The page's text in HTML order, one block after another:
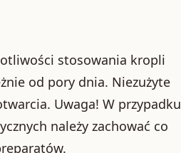
stosowania kropli
od pory dnia. Niezużyte
Uwaga! W przypadku
należy zachować co